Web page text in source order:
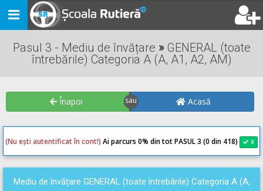
Toggle
navigation
Pasul 3 - Mediu de învățare »GENERAL (toate
întrebările) Categoria A (A, A1, A2, AM)
Înapoi Acasă
(Nu ești autentificat în cont!) Ai parcurs 0% din tot PASUL 3 (0 din 418) 0
Mediu de învățare GENERAL (toate întrebările) Categoria A (A,